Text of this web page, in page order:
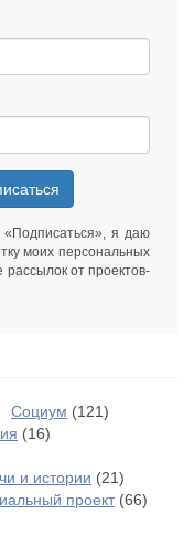
«Подписаться», я даю
моих персональных
рассылок от проектов-
Социум (121)
(16)
и истории (21)
проект(66)